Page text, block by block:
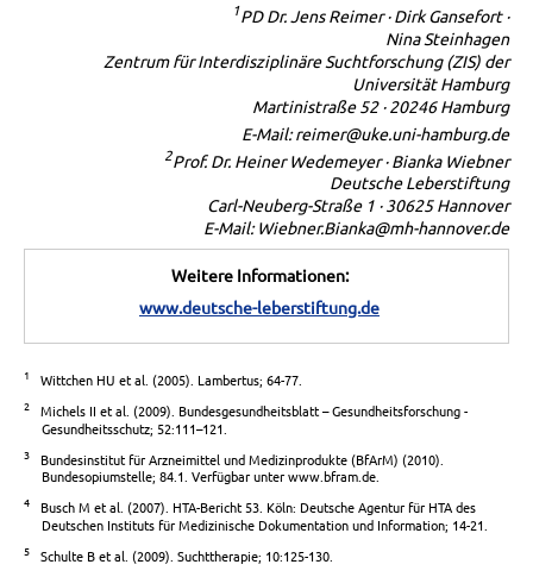
1PD Dr. Jens Reimer · Dirk Gansefort ·
Nina Steinhagen
Zentrum für Interdisziplinäre Suchtforschung (ZIS) der
Universität Hamburg
Martinistraße 52 · 20246 Hamburg
E-Mail: reimer@uke.uni-hamburg.de
2Prof. Dr. Heiner Wedemeyer · Bianka Wiebner
Deutsche Leberstiftung
Carl-Neuberg-Straße 1 · 30625 Hannover
E-Mail: Wiebner.Bianka@mh-hannover.de
Weitere Informationen:
www.deutsche-leberstiftung.de
1 Wittchen HU et al. (2005). Lambertus; 64-77.
2 Michels II et al. (2009). Bundesgesundheitsblatt – Gesundheitsforschung -
Gesundheitsschutz; 52:111–121.
3 Bundesinstitut für Arzneimittel und Medizinprodukte (BfArM) (2010).
Bundesopiumstelle; 84.1. Verfügbar unter www.bfram.de.
4 Busch M et al. (2007). HTA-Bericht 53. Köln: Deutsche Agentur für HTA des
Deutschen Instituts für Medizinische Dokumentation und Information; 14-21.
5 Schulte B et al. (2009). Suchttherapie; 10:125-130.